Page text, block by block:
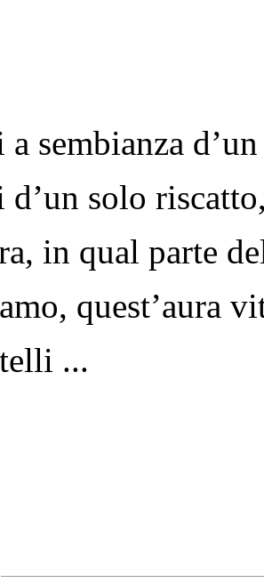
sembianza
solo
in qual parte
quest’aura
...